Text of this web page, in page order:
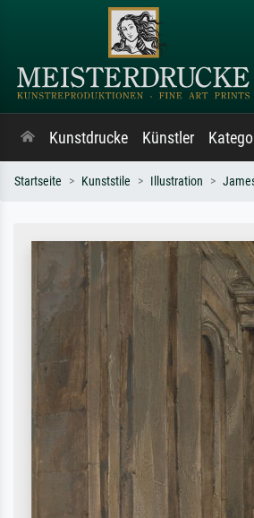
Kunstdrucke Künstler
Startseite Kunststile Illustration